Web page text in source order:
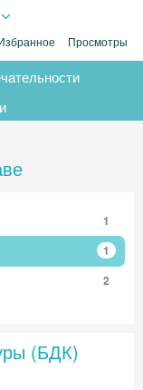
Избранное Просмотры
1
1
2
(БДК)